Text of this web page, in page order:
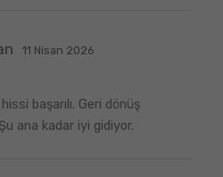
11 Nisan 2026
başarılı. Geri dönüş
ana kadar iyi gidiyor.